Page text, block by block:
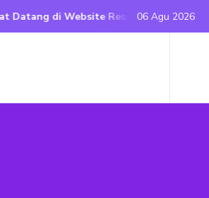
Website Resmi SD IT Nurul Iman06 Agu 2026